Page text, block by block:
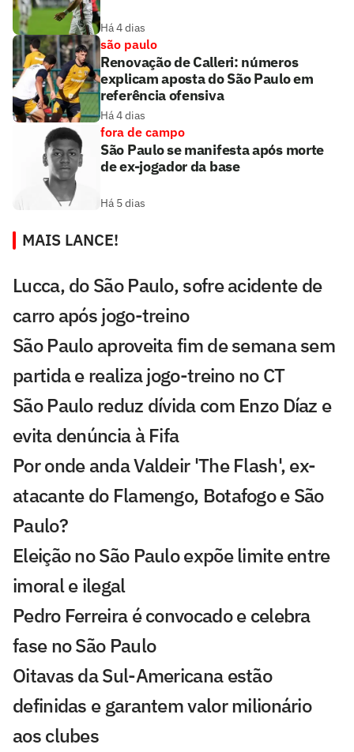
Há 4 dias
são paulo
Renovação de Calleri: números
explicam aposta do São Paulo em
referência ofensiva
Há 4 dias
fora de campo
São Paulo se manifesta após morte
de ex-jogador da base
Há 5 dias
MAIS LANCE!
Lucca, do São Paulo, sofre acidente de
carro após jogo-treino
São Paulo aproveita fim de semana sem
partida e realiza jogo-treino no CT
São Paulo reduz dívida com Enzo Díaz e
evita denúncia à Fifa
Por onde anda Valdeir 'The Flash', ex-
atacante do Flamengo, Botafogo e São
Paulo?
Eleição no São Paulo expõe limite entre
imoral e ilegal
Pedro Ferreira é convocado e celebra
fase no São Paulo
Oitavas da Sul-Americana estão
definidas e garantem valor milionário
aos clubes